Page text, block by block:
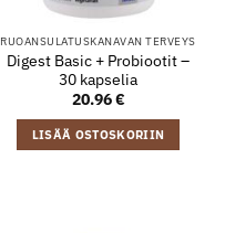
RUOANSULATUSKANAVAN TERVEYS
Digest Basic + Probiootit –
30 kapselia
20.96€
LISÄÄ OSTOSKORIIN